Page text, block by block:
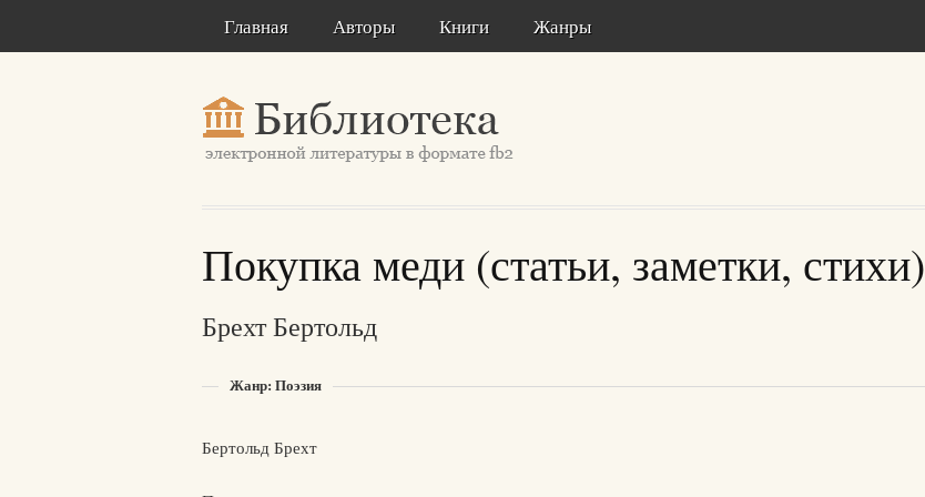
Главная Авторы Книги Жанры
Покупка меди (статьи, заметки, стихи)
Брехт Бертольд
Жанр: Поэзия
Бертольд Брехт